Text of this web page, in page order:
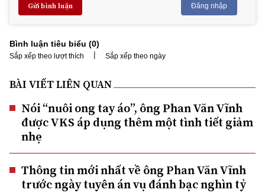
Gửi bình luận Đăng nhập
Bình luận tiêu biểu (0)
Sắp xếp theo lượt thích | Sắp xếp theo ngày
BÀI VIẾT LIÊN QUAN
Nói “nuôi ong tay áo”, ông Phan Văn Vĩnh
được VKS áp dụng thêm một tình tiết giảm
nhẹ
Thông tin mới nhất về ông Phan Văn Vĩnh
trước ngày tuyên án vụ đánh bạc nghìn tỷ